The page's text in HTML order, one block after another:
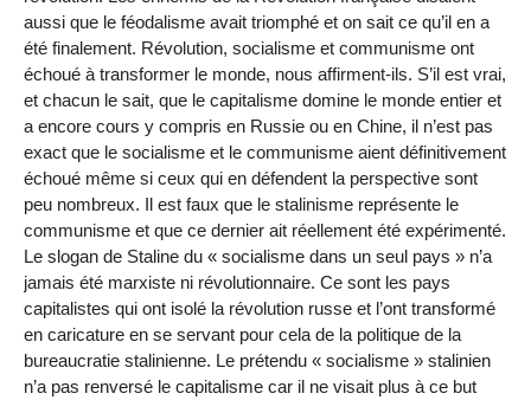
aussi que le féodalisme avait triomphé et on sait ce qu’il en a
été finalement. Révolution, socialisme et communisme ont
échoué à transformer le monde, nous affirment-ils. S’il est vrai,
et chacun le sait, que le capitalisme domine le monde entier et
a encore cours y compris en Russie ou en Chine, il n’est pas
exact que le socialisme et le communisme aient définitivement
échoué même si ceux qui en défendent la perspective sont
peu nombreux. Il est faux que le stalinisme représente le
communisme et que ce dernier ait réellement été expérimenté.
Le slogan de Staline du « socialisme dans un seul pays » n’a
jamais été marxiste ni révolutionnaire. Ce sont les pays
capitalistes qui ont isolé la révolution russe et l’ont transformé
en caricature en se servant pour cela de la politique de la
bureaucratie stalinienne. Le prétendu « socialisme » stalinien
n’a pas renversé le capitalisme car il ne visait plus à ce but